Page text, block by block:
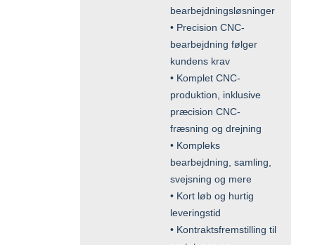
bearbejdningsløsninger
• Precision CNC-
bearbejdning følger
kundens krav
• Komplet CNC-
produktion, inklusive
præcision CNC-
fræsning og drejning
• Kompleks
bearbejdning, samling,
svejsning og mere
• Kort løb og hurtig
leveringstid
• Kontraktsfremstilling til